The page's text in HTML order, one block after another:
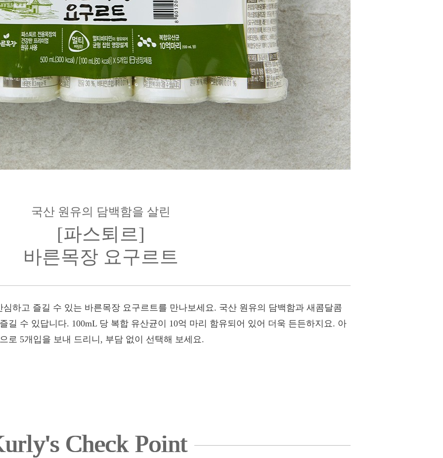
국산 원유의 담백함을 살린
[파스퇴르]
바른목장 요구르트
하고 즐길 수 있는 바른목장 요구르트를 만나보세요. 국산 원유의 담백함과 새콤달콤
길 수 있답니다. 100mL 당 복합 유산균이 10억 마리 함유되어 있어 더욱 든든하지요. 아
로 5개입을 보내 드리니, 부담 없이 선택해 보세요.
Check Point